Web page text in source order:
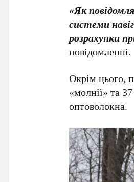
«Як
системи
розрахунки
повідомленні.
Окрім цього,
«молнії» та
оптоволокна.